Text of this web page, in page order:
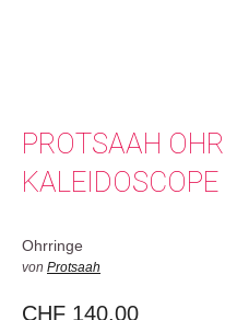
PROTSAAH
Ohrringe
von Protsaah
CHF 140.00